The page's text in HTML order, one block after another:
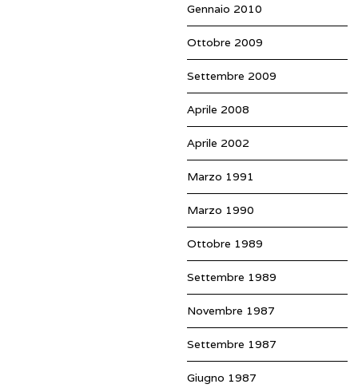
Gennaio 2010
Ottobre 2009
Settembre 2009
Aprile 2008
Aprile 2002
Marzo 1991
Marzo 1990
Ottobre 1989
Settembre 1989
Novembre 1987
Settembre 1987
Giugno 1987